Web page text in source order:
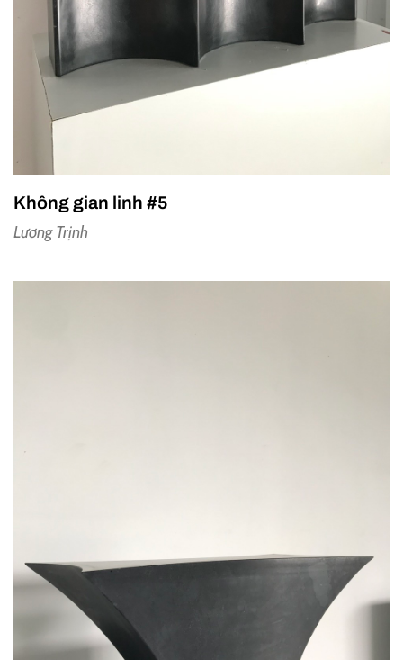
Không gian linh #5
Lương Trịnh